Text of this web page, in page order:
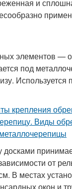
и
элементов —
под
Используется
досками
от
В местах